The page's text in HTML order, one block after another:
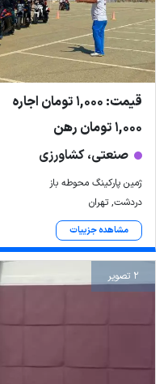
قیمت: 1,000 تومان اجاره
1,000 تومان رهن
صنعتی، کشاورزی
ژمین پارکینگ محوطه باز
دردشت, تهران
مشاهده جزییات
2 تصویر